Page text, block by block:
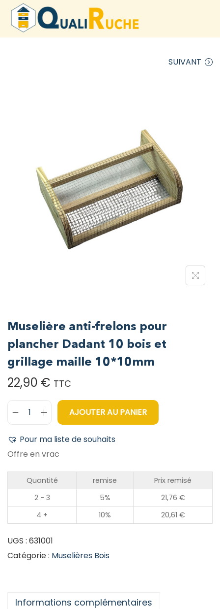
SUIVANT
Muselière anti-frelons pour
plancher Dadant 10 bois et
grillage maille 10*10mm
22,90 € TTC
AJOUTER AU PANIER
Pour ma liste de souhaits
Offre en vrac
Quantité remise
Prix remisé
2 - 3
5% 21,76 €
4 +
10% 20,61 €
UGS : 631001
Catégorie : Muselières Bois
Informations complémentaires